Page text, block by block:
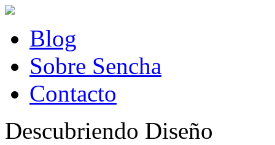
Blog
Sobre Sencha
Contacto
Descubriendo Diseño